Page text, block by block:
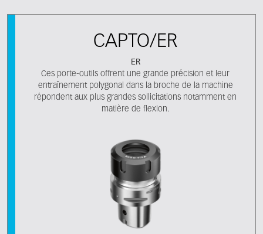
CAPTO/ER
ER
Ces porte-outils offrent une grande précision et leur
entraînement polygonal dans la broche de la machine
répondent aux plus grandes sollicitations notamment en
matière de flexion.